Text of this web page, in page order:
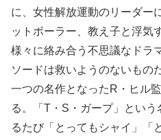
に、女性解放運動のリーダー
ットボーラー、教え子と浮気
様々に絡み合う不思議なドラ
ソードは救いようのないもの
一つの名作となったR・ヒル
る。「T・S・ガープ」とい
るたび「とってもシャイ」「